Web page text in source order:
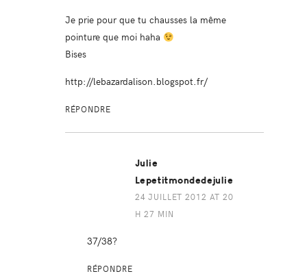
Je prie pour que tu chausses la même
pointure que moi haha
Bises
http://lebazardalison.blogspot.fr/
RÉPONDRE
Julie
Lepetitmondedejulie
24 JUILLET 2012 AT 20
H 27 MIN
37/38?
RÉPONDRE